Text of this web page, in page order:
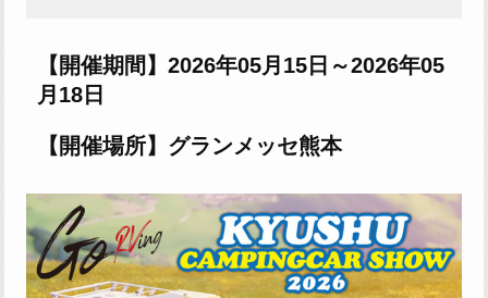
【開催期間】2026年05月15日～2026年05
月18日
【開催場所】グランメッセ熊本